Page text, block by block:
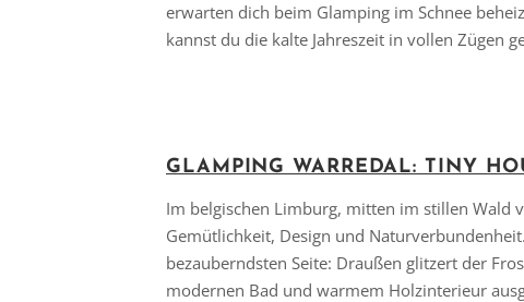
erwarten dich beim Glamping im Schnee
kannst du die kalte Jahreszeit in vollen Zügen
GLAMPING WARREDAL: TINY
Im belgischen Limburg, mitten im stillen Wald
Gemütlichkeit, Design und
bezauberndsten Seite: Draußen glitzert der
modernen Bad und warmem Holzinterieur